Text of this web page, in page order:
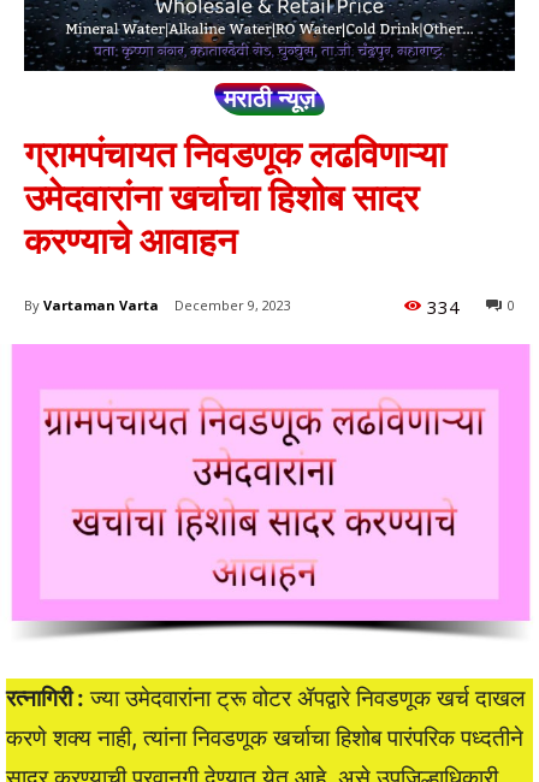
मराठी न्यूज़
ग्रामपंचायत निवडणूक लढविणाऱ्या
उमेदवारांना खर्चाचा हिशोब सादर
करण्याचे आवाहन
By Vartaman Varta December 9, 2023 0
334
रत्नागिरी : ज्या उमेदवारांना ट्रू वोटर ॲपद्वारे निवडणूक खर्च दाखल
करणे शक्य नाही, त्यांना निवडणूक खर्चाचा हिशोब पारंपरिक पध्दतीने